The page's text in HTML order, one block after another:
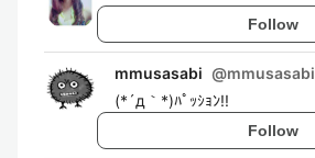
Follow
mmusasabi @mmusasabi
(*´д｀*)ﾊﾟｯｼｮﾝ!!
Follow